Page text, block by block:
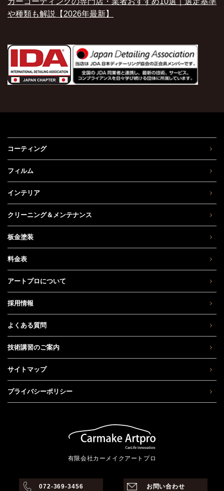
や種類も解説【2026年最新】
コーティング
フィルム
インテリア
クリーニング＆メンテナンス
板金塗装
料金表
アートプロについて
採用情報
よくある質問
技術講習のご案内
サイトマップ
プライバシーポリシー
有限会社カーメイクアートプロ
072-369-3456 お問い合わせ